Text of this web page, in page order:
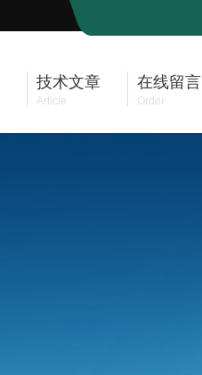
技术文章
Article
在线留言
Order